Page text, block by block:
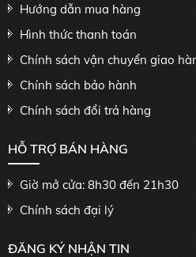
Hướng dẫn mua hàng
Hình thức thanh toán
Chính sách vận chuyển giao
Chính sách bảo hành
Chính sách đổi trả hàng
HỖ TRỢ BÁN HÀNG
Giờ mở cửa: 8h30 đến 21h30
Chính sách đại lý
ĐĂNG KÝ NHẬN TIN